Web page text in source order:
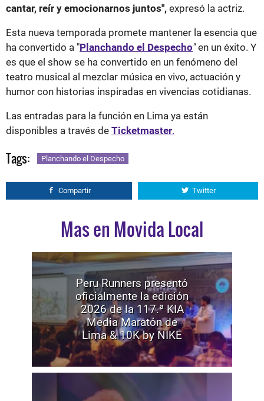
cantar, reír y emocionarnos juntos", expresó la actriz.
Esta nueva temporada promete mantener la esencia que
ha convertido a "Planchando el Despecho"en un éxito. Y
es que el show se ha convertido en un fenómeno del
teatro musical al mezclar música en vivo, actuación y
humor con historias inspiradas en vivencias cotidianas.
Las entradas para la función en Lima ya están
disponibles a través de Ticketmaster.
Tags: Planchando el Despecho
Compartir Twitter
Mas en Movida Local
Peru Runners presentó
oficialmente la edición
2026 de la 117.ª KIA
Media Maratón de
Lima & 10K by NIKE